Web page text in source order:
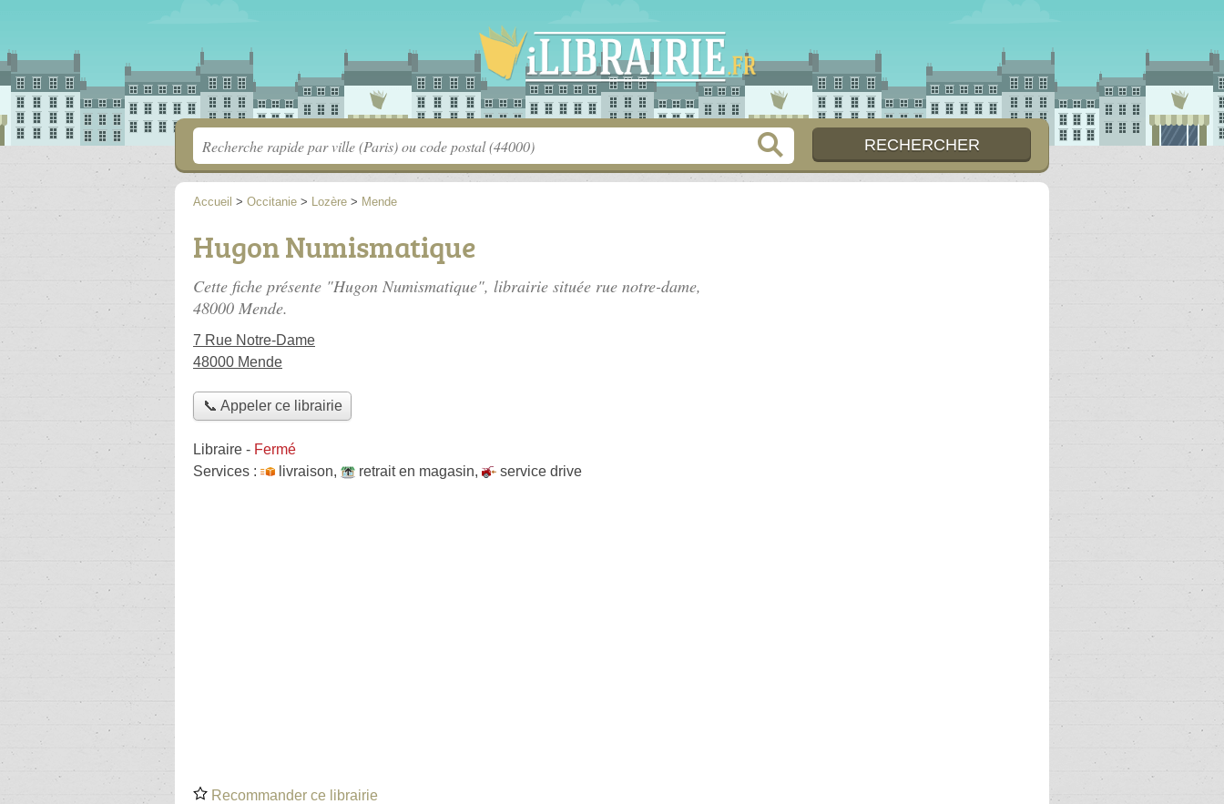
Accueil > Occitanie > Lozère > Mende
Hugon Numismatique
Cette fiche présente "Hugon Numismatique", librairie située rue notre-dame,
48000 Mende.
7 Rue Notre-Dame
48000 Mende
📞 Appeler ce librairie
Libraire - Fermé
Services :
livraison, retrait en magasin, service drive
Recommander ce librairie